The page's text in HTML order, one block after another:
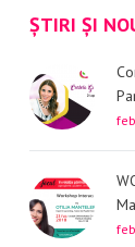
ȘTIRI ȘI